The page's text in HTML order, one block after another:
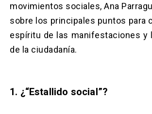
nueva
en
una
nueva
pestaña)
Biblioteca launch
(El
enlace
se
abre
pestaña)
Mi Portal UC
(El
enlace
pestaña)
Correo
(El
una
movimientos sociales, Ana
sobre los principales puntos para
espíritu de las manifestaciones y
de la ciudadanía.
1. ¿“Estallido social”?